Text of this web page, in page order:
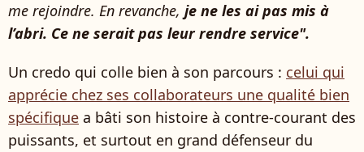
me rejoindre. En revanche, je ne les ai pas mis à
l’abri. Ce ne serait pas leur rendre service".
Un credo qui colle bien à son parcours : celui qui
apprécie chez ses collaborateurs une qualité bien
spécifique a bâti son histoire à contre-courant des
puissants, et surtout en grand défenseur du